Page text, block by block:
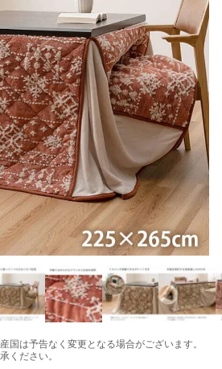
国は予告なく変更となる場合がございます。
ください。